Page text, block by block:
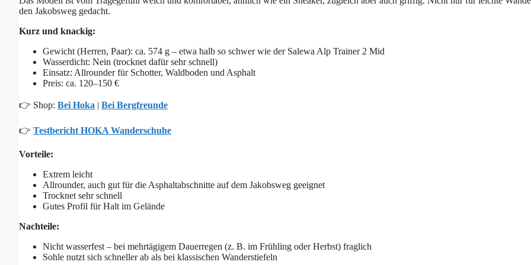
den Jakobsweg gedacht.
Kurz und knackig:
Gewicht (Herren, Paar): ca. 574 g – etwa halb so schwer wie der Salewa Alp Trainer 2 Mid
Wasserdicht: Nein (trocknet dafür sehr schnell)
Einsatz: Allrounder für Schotter, Waldboden und Asphalt
Preis: ca. 120–150 €
👉 Shop: Bei Hoka | Bei Bergfreunde
👉 Testbericht HOKA Wanderschuhe
Vorteile:
Extrem leicht
Allrounder, auch gut für die Asphaltabschnitte auf dem Jakobsweg geeignet
Trocknet sehr schnell
Gutes Profil für Halt im Gelände
Nachteile:
Nicht wasserfest – bei mehrtägigem Dauerregen (z. B. im Frühling oder Herbst) fraglich
Sohle nutzt sich schneller ab als bei klassischen Wanderstiefeln